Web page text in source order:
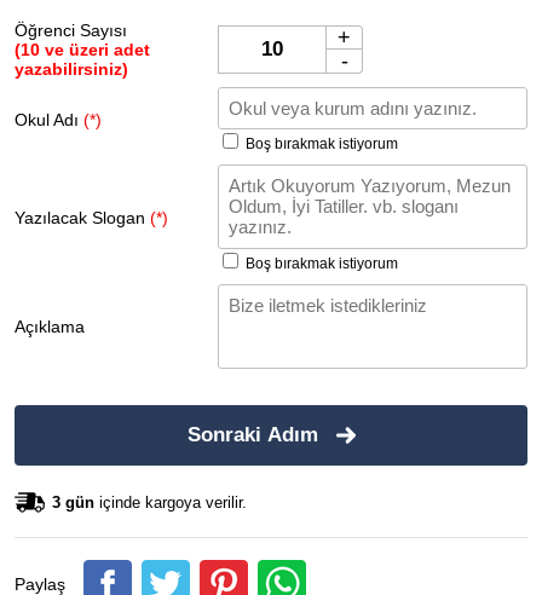
Öğrenci Sayısı
(10 ve üzeri adet
yazabilirsiniz)
+
-
Okul Adı (*)
Boş bırakmak istiyorum
Yazılacak Slogan (*)
Boş bırakmak istiyorum
Açıklama
Sonraki Adım
3 gün içinde kargoya verilir.
Paylaş